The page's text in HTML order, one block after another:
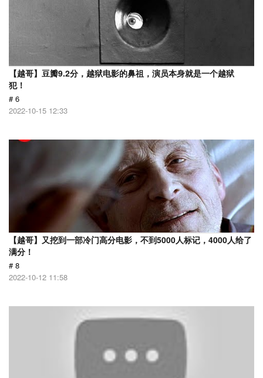
【越哥】豆瓣9.2分，越狱电影的鼻祖，演员本身就是一个越狱
犯！
# 6
2022-10-15 12:33
【越哥】又挖到一部冷门高分电影，不到5000人标记，4000人给了
满分！
# 8
2022-10-12 11:58